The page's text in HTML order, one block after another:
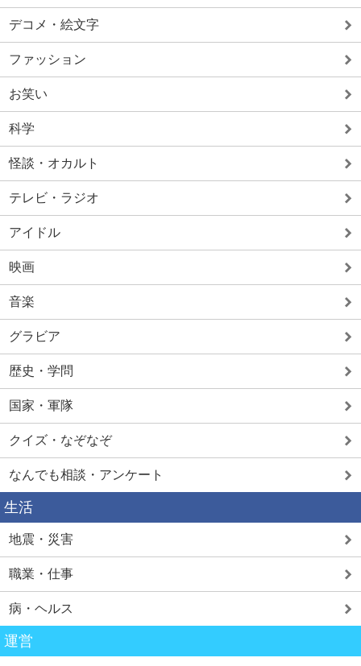
デコメ・絵文字
ファッション
お笑い
科学
怪談・オカルト
テレビ・ラジオ
アイドル
映画
音楽
グラビア
歴史・学問
国家・軍隊
クイズ・なぞなぞ
なんでも相談・アンケート
生活
地震・災害
職業・仕事
病・ヘルス
運営